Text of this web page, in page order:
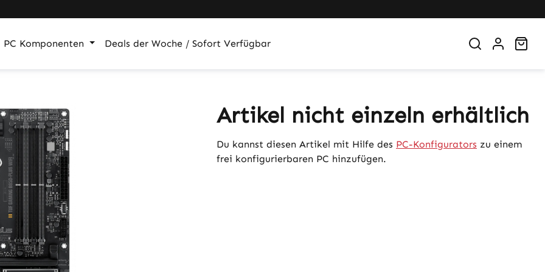
PC Komponenten Deals der Woche / Sofort Verfügbar
Artikel nicht einzeln erhältlich
Du kannst diesen Artikel mit Hilfe des PC-Konfigurators zu einem
frei konfigurierbaren PC hinzufügen.